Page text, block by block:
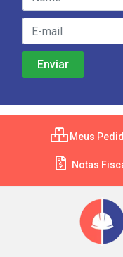
Meus
Notas